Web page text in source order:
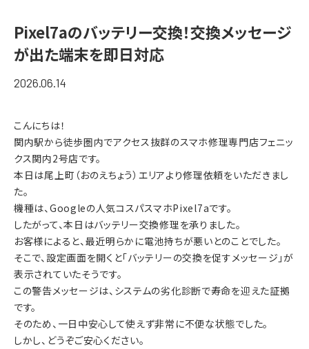
Pixel7aのバッテリー交換！交換メッセージ
が出た端末を即日対応
2026.06.14
こんにちは！
関内駅から徒歩圏内でアクセス抜群のスマホ修理専門店フェニッ
クス関内2号店です。
本日は尾上町（おのえちょう）エリアより修理依頼をいただきまし
た。
機種は、Googleの人気コスパスマホPixel7aです。
したがって、本日はバッテリー交換修理を承りました。
お客様によると、最近明らかに電池持ちが悪いとのことでした。
そこで、設定画面を開くと「バッテリーの交換を促すメッセージ」が
表示されていたそうです。
この警告メッセージは、システムの劣化診断で寿命を迎えた証拠
です。
そのため、一日中安心して使えず非常に不便な状態でした。
しかし、どうぞご安心ください。